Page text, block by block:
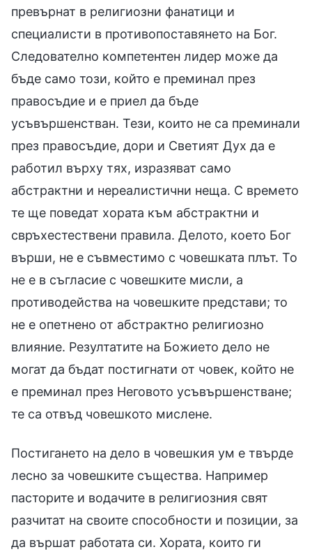
превърнат в религиозни фанатици и
специалисти в противопоставянето на Бог.
Следователно компетентен лидер може да
бъде само този, който е преминал през
правосъдие и е приел да бъде
усъвършенстван. Тези, които не са преминали
през правосъдие, дори и Светият Дух да е
работил върху тях, изразяват само
абстрактни и нереалистични неща. С времето
те ще поведат хората към абстрактни и
свръхестествени правила. Делото, което Бог
върши, не е съвместимо с човешката плът. То
не е в съгласие с човешките мисли, а
противодейства на човешките представи; то
не е опетнено от абстрактно религиозно
влияние. Резултатите на Божието дело не
могат да бъдат постигнати от човек, който не
е преминал през Неговото усъвършенстване;
те са отвъд човешкото мислене.
Постигането на дело в човешкия ум е твърде
лесно за човешките същества. Например
пасторите и водачите в религиозния свят
разчитат на своите способности и позиции, за
да вършат работата си. Хората, които ги